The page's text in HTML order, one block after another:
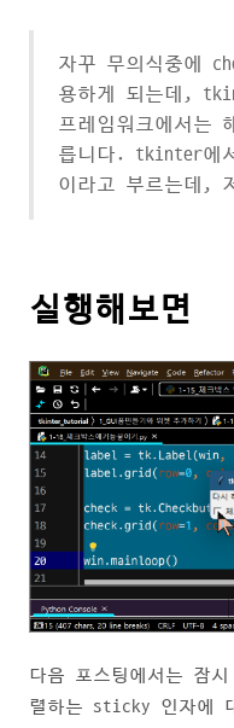
자꾸 무의식중에
용하게 되는데,
프레임워크에서는
릅니다. tkinter에
이라고 부르는데,
실행해보면
다음 포스팅에서는 잠
렬하는 sticky 인자에